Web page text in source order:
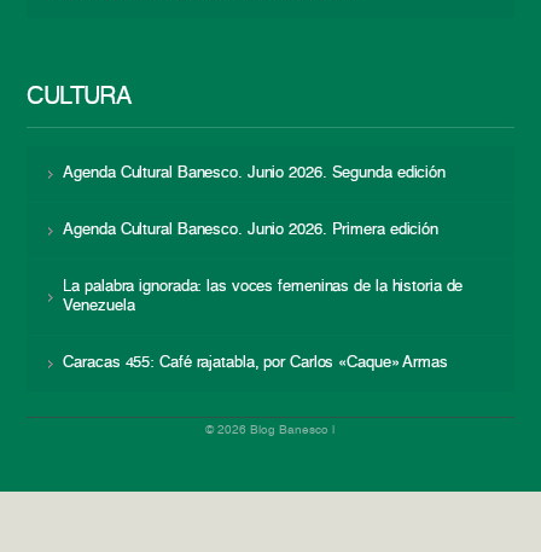
CULTURA
Agenda Cultural Banesco. Junio 2026. Segunda edición
Agenda Cultural Banesco. Junio 2026. Primera edición
La palabra ignorada: las voces femeninas de la historia de
Venezuela
Caracas 455: Café rajatabla, por Carlos «Caque» Armas
© 2026 Blog Banesco |